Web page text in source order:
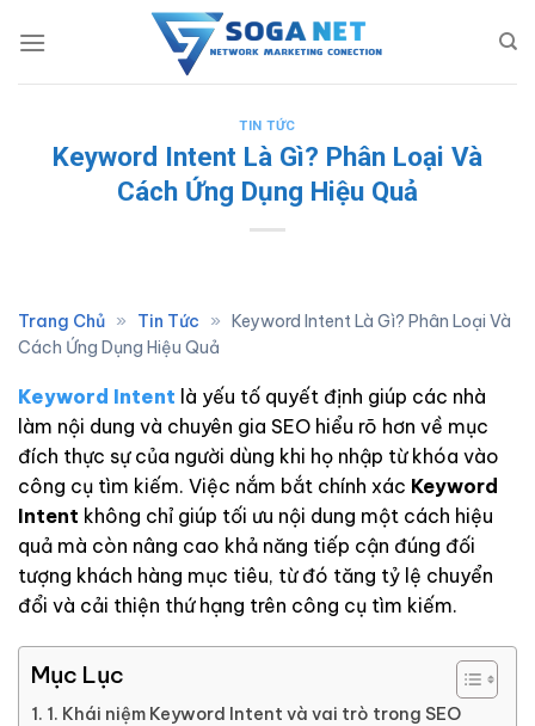
TIN TỨC
Keyword Intent Là Gì? Phân Loại Và
Cách Ứng Dụng Hiệu Quả
Trang Chủ » Tin Tức » Keyword Intent Là Gì? Phân Loại Và
Cách Ứng Dụng Hiệu Quả
Keyword Intent là yếu tố quyết định giúp các nhà
làm nội dung và chuyên gia SEO hiểu rõ hơn về mục
đích thực sự của người dùng khi họ nhập từ khóa vào
công cụ tìm kiếm. Việc nắm bắt chính xác Keyword
Intent không chỉ giúp tối ưu nội dung một cách hiệu
quả mà còn nâng cao khả năng tiếp cận đúng đối
tượng khách hàng mục tiêu, từ đó tăng tỷ lệ chuyển
đổi và cải thiện thứ hạng trên công cụ tìm kiếm.
Mục Lục
1. Khái niệm Keyword Intent và vai trò trong SEO